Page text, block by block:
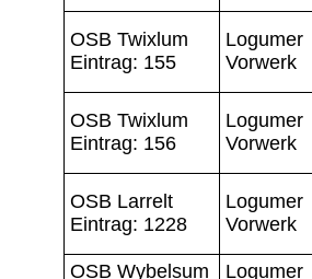
OSB Twixlum
Eintrag: 155
Logumer
Vorwerk
OSB Twixlum
Eintrag: 156
Logumer
Vorwerk
OSB Larrelt
Eintrag: 1228
Logumer
Vorwerk
OSB Wybelsum
Logumer